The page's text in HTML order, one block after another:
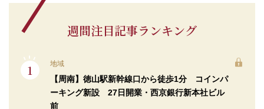
週間注目記事ランキング
地域
【周南】徳山駅新幹線口から徒歩1分 コインパ
ーキング新設 27日開業・西京銀行新本社ビル
前